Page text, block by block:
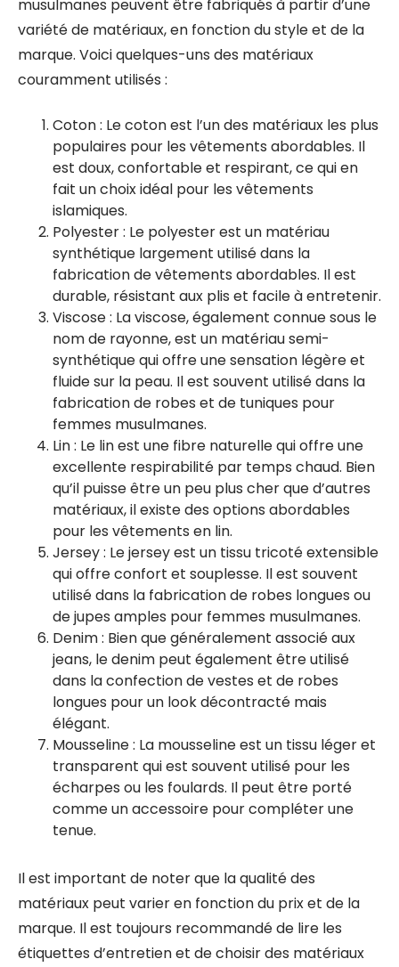
musulmanes peuvent être fabriqués à partir d’une
variété de matériaux, en fonction du style et de la
marque. Voici quelques-uns des matériaux
couramment utilisés :
Coton : Le coton est l’un des matériaux les plus
populaires pour les vêtements abordables. Il
est doux, confortable et respirant, ce qui en
fait un choix idéal pour les vêtements
islamiques.
Polyester : Le polyester est un matériau
synthétique largement utilisé dans la
fabrication de vêtements abordables. Il est
durable, résistant aux plis et facile à entretenir.
Viscose : La viscose, également connue sous le
nom de rayonne, est un matériau semi-
synthétique qui offre une sensation légère et
fluide sur la peau. Il est souvent utilisé dans la
fabrication de robes et de tuniques pour
femmes musulmanes.
Lin : Le lin est une fibre naturelle qui offre une
excellente respirabilité par temps chaud. Bien
qu’il puisse être un peu plus cher que d’autres
matériaux, il existe des options abordables
pour les vêtements en lin.
Jersey : Le jersey est un tissu tricoté extensible
qui offre confort et souplesse. Il est souvent
utilisé dans la fabrication de robes longues ou
de jupes amples pour femmes musulmanes.
Denim : Bien que généralement associé aux
jeans, le denim peut également être utilisé
dans la confection de vestes et de robes
longues pour un look décontracté mais
élégant.
Mousseline : La mousseline est un tissu léger et
transparent qui est souvent utilisé pour les
écharpes ou les foulards. Il peut être porté
comme un accessoire pour compléter une
tenue.
Il est important de noter que la qualité des
matériaux peut varier en fonction du prix et de la
marque. Il est toujours recommandé de lire les
étiquettes d’entretien et de choisir des matériaux